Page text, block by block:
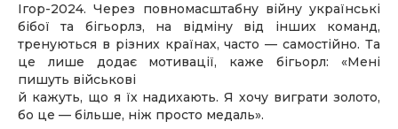
Ігор-2024. Через повномасштабну війну українські
бібої та бігьорлз, на відміну від інших команд,
тренуються в різних країнах, часто — самостійно. Та
це лише додає мотивації, каже бігьорл: «Мені
пишуть військові
й кажуть, що я їх надихають. Я хочу виграти золото,
бо це — більше, ніж просто медаль».